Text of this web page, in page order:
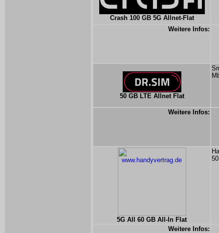
Crash 100 GB 5G Allnet-Flat
Weitere Infos:
50 GB LTE Allnet Flat
Weitere Infos:
5G All 60 GB All-In Flat
Weitere Infos: